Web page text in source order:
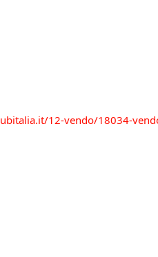
12-vendo/18034-